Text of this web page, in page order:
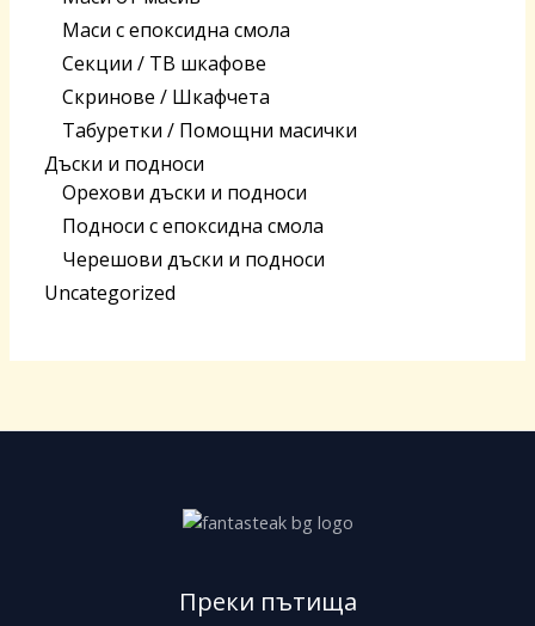
Маси с епоксидна смола
Секции / ТВ шкафове
Скринове / Шкафчета
Табуретки / Помощни масички
Дъски и подноси
Орехови дъски и подноси
Подноси с епоксидна смола
Черешoви дъски и подноси
Uncategorized
Преки пътища